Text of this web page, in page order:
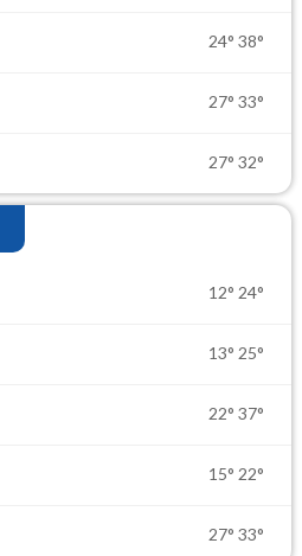
24° 38°
27° 33°
27° 32°
12° 24°
13° 25°
22° 37°
15° 22°
27° 33°